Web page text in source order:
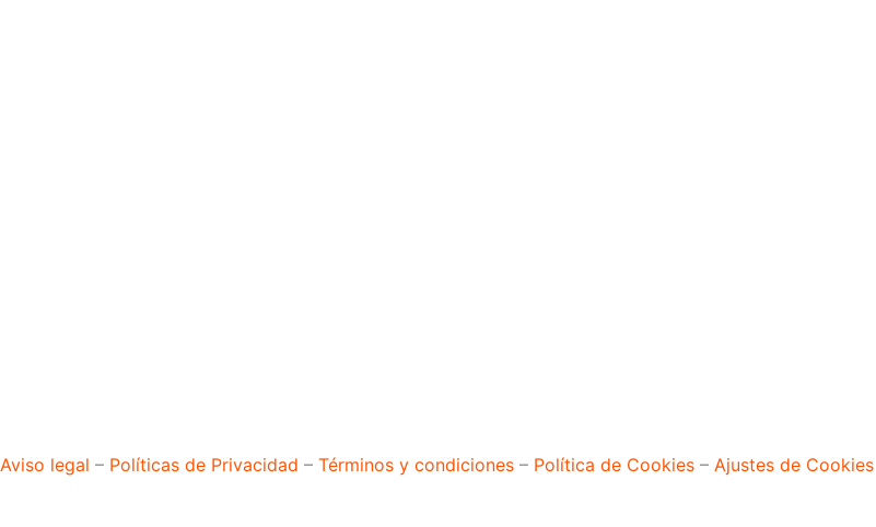
Aviso legal – Políticas de Privacidad – Términos y condiciones – Política de Cookies – Ajustes de Cookies